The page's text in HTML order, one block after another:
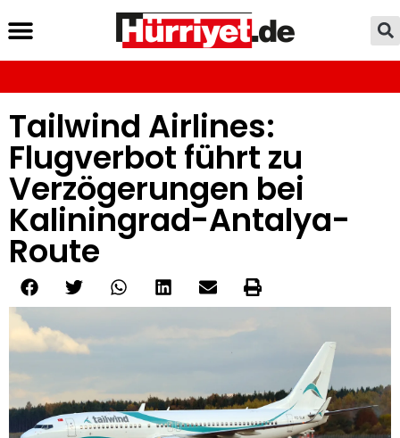
Tailwind Airlines:
Flugverbot führt zu
Verzögerungen bei
Kaliningrad-Antalya-
Route